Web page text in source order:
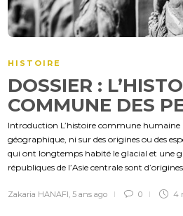
HISTOIRE
DOSSIER :
COMMUNE DES
Introduction L’histoire commune humaine
géographique, ni sur des origines ou des
qui ont longtemps habité le glacial et une
républiques de l’Asie centrale sont d’origines
Zakaria HANAFI 5 ans ago 0 4